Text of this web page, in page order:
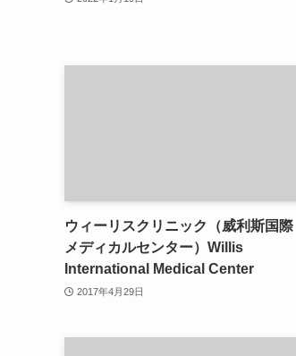
ウィーリスクリニック（威利斯国際
メディカルセンター）Willis
International Medical Center
2017年4月29日